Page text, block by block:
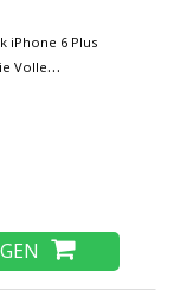
iPhone 6 Plus
Volle